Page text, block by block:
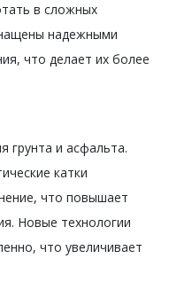
в сложных
надежными
что делает их более
грунта и асфальта.
катки
что повышает
Новые технологии
что увеличивает